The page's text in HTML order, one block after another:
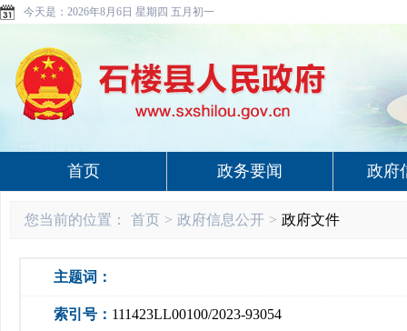
今天是： 2026年8月6日 星期四 五月初一
首页 政务要闻 政府
您当前的位置： 首页 > 政府信息公开 > 政府文件
主题词：
索引号： 111423LL00100/2023-93054